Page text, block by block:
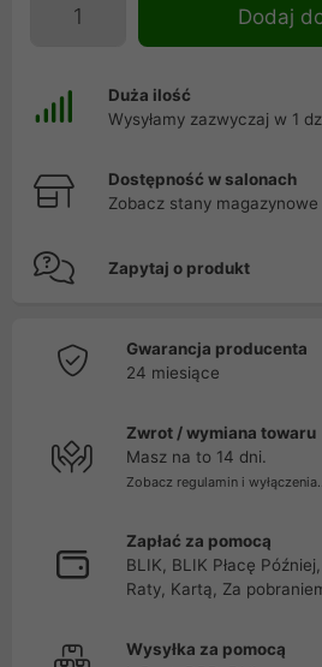
Dodaj
Duża ilość
Wysyłamy zazwyczaj w 1
Dostępność w salonach
Zobacz stany magazynowe
Zapytaj o produkt
Gwarancja producenta
24 miesiące
Zwrot / wymiana towaru
Masz na to 14 dni.
Zobacz regulamin i
Zapłać za pomocą
BLIK, BLIK Płacę
Raty, Kartą, Za
Wysyłka za pomocą